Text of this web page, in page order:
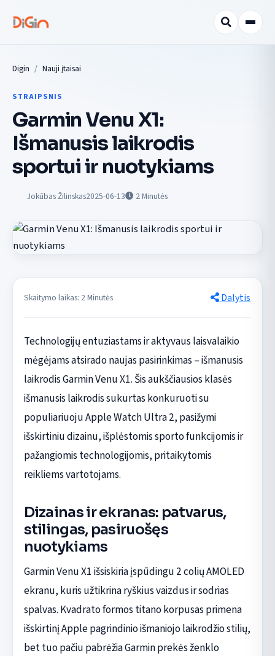
Digin Nauji įtaisai
STRAIPSNIS
Garmin Venu X1:
Išmanusis laikrodis
sportui ir nuotykiams
Jokūbas Žilinskas2025-06-13 2Minutės
Skaitymo laikas: 2 Minutės Dalytis
Technologijų entuziastams ir aktyvaus laisvalaikio
mėgėjams atsirado naujas pasirinkimas – išmanusis
laikrodis Garmin Venu X1. Šis aukščiausios klasės
išmanusis laikrodis sukurtas konkuruoti su
populiariuoju Apple Watch Ultra 2, pasižymi
išskirtiniu dizainu, išplėstomis sporto funkcijomis ir
pažangiomis technologijomis, pritaikytomis
reikliems vartotojams.
Dizainas ir ekranas: patvarus,
stilingas, pasiruošęs
nuotykiams
Garmin Venu X1 išsiskiria įspūdingu 2 colių AMOLED
ekranu, kuris užtikrina ryškius vaizdus ir sodrias
spalvas. Kvadrato formos titano korpusas primena
išskirtinį Apple pagrindinio išmaniojo laikrodžio stilių,
bet tuo pačiu pabrėžia Garmin prekės ženklo